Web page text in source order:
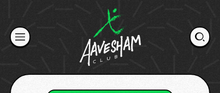
content